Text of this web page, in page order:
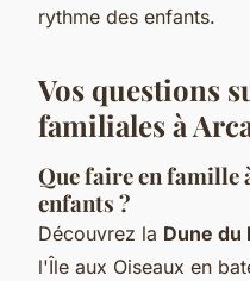
rythme des enfants.
Vos questions
familiales à
Que faire en famille
enfants ?
Découvrez la Dune du
l'Île aux Oiseaux en